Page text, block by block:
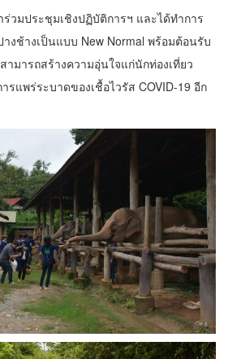
วมประชุมเชิงปฏิบัติการฯ และได้ทำการ
งช้างเป็นแบบ New Normal พร้อมต้อนรับ
ามารถสร้างความอุ่นใจแก่นักท่องเที่ยว
แพร่ระบาดของเชื้อไวรัส COVID-19 อีก